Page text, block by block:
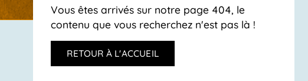
Vous êtes arrivés sur notre page 404, le
contenu que vous recherchez n'est pas là !
RETOUR À L'ACCUEIL